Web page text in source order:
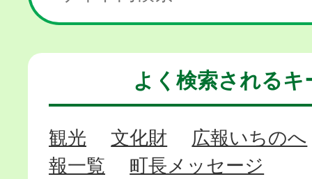
よく検索されるキ
観光 文化財
広報いちのへ
報一覧
町長メッセージ